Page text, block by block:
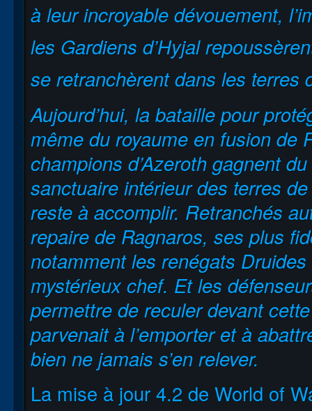
à leur incroyable dévouement,
les Gardiens d’Hyjal
se retranchèrent dans les terres
Aujourd’hui, la bataille pour
même du royaume en fusion de
champions d’Azeroth gagnent
sanctuaire intérieur des terres
reste à accomplir. Retranchés
repaire de Ragnaros, ses plus
notamment les renégats
mystérieux chef. Et les
permettre de reculer devant
parvenait à l’emporter et à
bien ne jamais s’en relever.
La mise à jour 4.2 de World of